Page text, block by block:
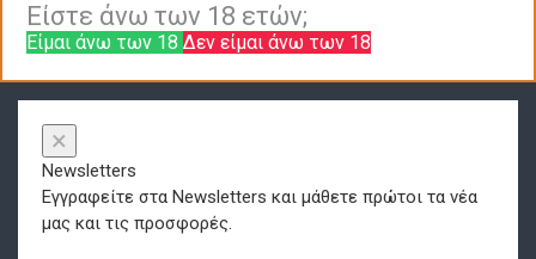
Είστε άνω των 18 ετών;
Είμαι άνω των 18 Δεν είμαι άνω των 18
×
Newsletters
Εγγραφείτε στα Newsletters και μάθετε πρώτοι τα νέα
μας και τις προσφορές.